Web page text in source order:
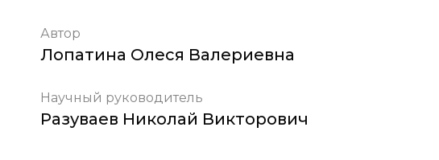
Автор
Лопатина Олеся Валериевна
Научный руководитель
Разуваев Николай Викторович